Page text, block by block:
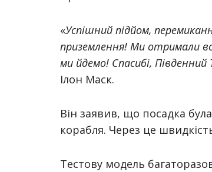
«Успішний підйом,
приземлення! Ми отримали
ми йдемо! Спасибі,
Ілон Маск.
Він заявив, що посадка
корабля. Через це
Тестову модель